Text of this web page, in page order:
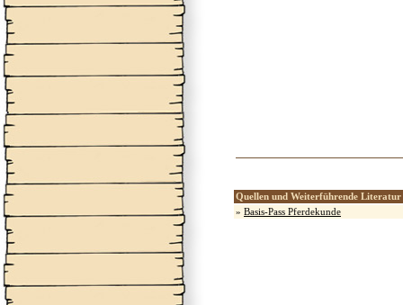
Quellen und Weiterführende Literatur
» Basis-Pass Pferdekunde